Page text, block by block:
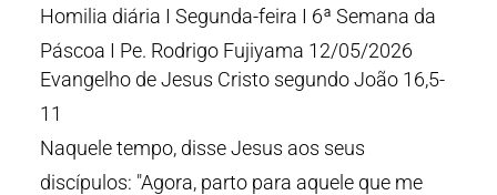
Homilia diária I Segunda-feira I 6ª Semana da
Páscoa I Pe. Rodrigo Fujiyama 12/05/2026
Evangelho de Jesus Cristo segundo João 16,5-
11
Naquele tempo, disse Jesus aos seus
discípulos: "Agora, parto para aquele que me